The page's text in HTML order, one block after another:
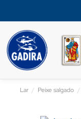
Lar Peixe salgado